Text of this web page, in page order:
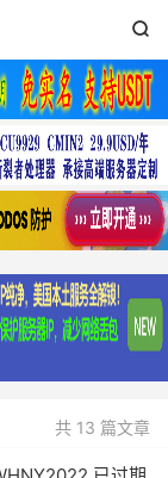

共 13 篇文章